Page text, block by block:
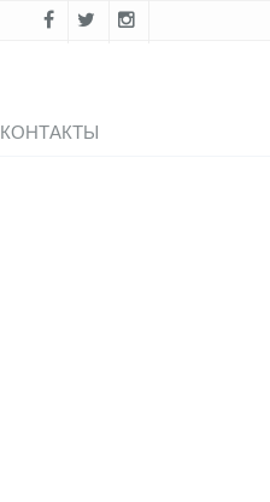
КОНТАКТЫ